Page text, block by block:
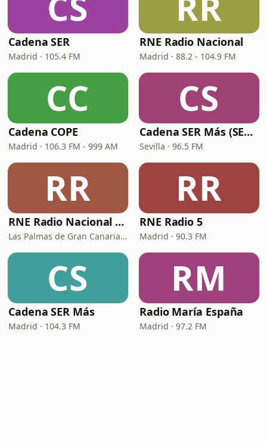
Cadena SER
Madrid · 105.4 FM
RNE Radio Nacional
Madrid · 88.2 - 104.9 FM
CC
Cadena COPE
Madrid · 106.3 FM - 999 AM
CS
Cadena SER Más (SER+ Sevilla)
Sevilla · 96.5 FM
RR
RNE Radio Nacional - Canarias
Las Palmas de Gran Canaria · 92.8 FM
RR
RNE Radio 5
Madrid · 90.3 FM
CS
Cadena SER Más
Madrid · 104.3 FM
RM
Radio María España
Madrid · 97.2 FM